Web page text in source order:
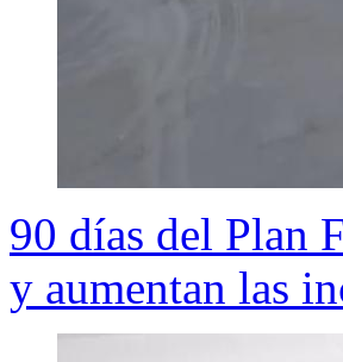
90 días del Plan
y aumentan las